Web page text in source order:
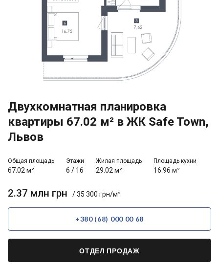
Двухкомнатная планировка
квартиры 67.02 м² в ЖК Safe Town,
Львов
Общая площадь
67.02 м²
Этажи
6 / 16
Жилая площадь
29.02 м²
Площадь кухни
16.96 м²
2.37 млн грн / 35 300 грн/м²
+380 (68) 000 00 68
ОТДЕЛ ПРОДАЖ